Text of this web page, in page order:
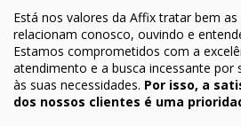
Está nos valores da Affix tratar bem as
relacionam conosco, ouvindo e
Estamos comprometidos com a
atendimento e a busca incessante por
às suas necessidades. Por isso, a
dos nossos clientes é uma